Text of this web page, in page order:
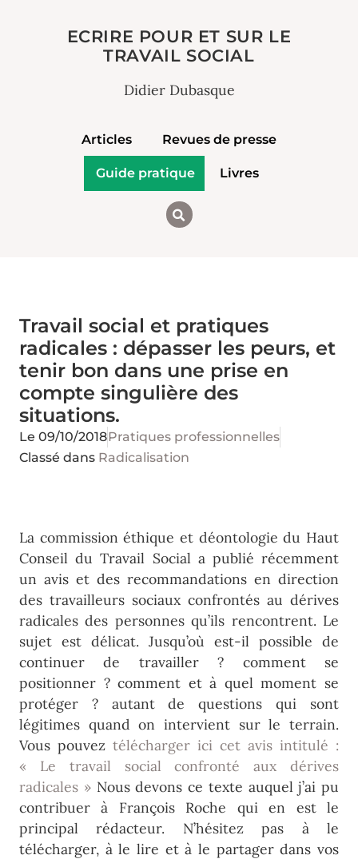
ECRIRE POUR ET SUR LE
TRAVAIL SOCIAL
Didier Dubasque
Articles Revues de presse
Guide pratique Livres
Travail social et pratiques
radicales : dépasser les peurs, et
tenir bon dans une prise en
compte singulière des
situations.
Le 09/10/2018Pratiques professionnelles
Classé dans Radicalisation
La commission éthique et déontologie du Haut
Conseil du Travail Social a publié récemment
un avis et des recommandations en direction
des travailleurs sociaux confrontés au dérives
radicales des personnes qu’ils rencontrent. Le
sujet est délicat. Jusqu’où est-il possible de
continuer de travailler ? comment se
positionner ? comment et à quel moment se
protéger ? autant de questions qui sont
légitimes quand on intervient sur le terrain.
Vous pouvez télécharger ici cet avis intitulé :
« Le travail social confronté aux dérives
radicales »Nous devons ce texte auquel j’ai pu
contribuer à François Roche qui en est le
principal rédacteur. N’hésitez pas à le
télécharger, à le lire et à le partager dans vos